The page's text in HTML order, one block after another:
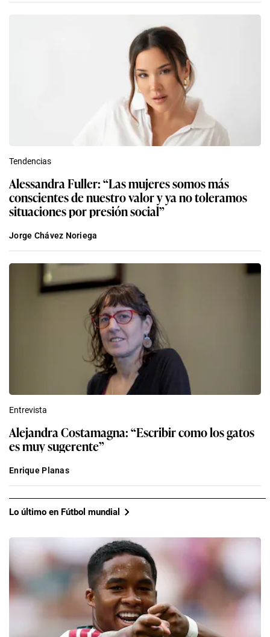
Tendencias
Alessandra Fuller: “Las mujeres somos más
conscientes de nuestro valor y ya no toleramos
situaciones por presión social”
Jorge Chávez Noriega
Entrevista
Alejandra Costamagna: “Escribir como los gatos
es muy sugerente”
Enrique Planas
Lo último en Fútbol mundial